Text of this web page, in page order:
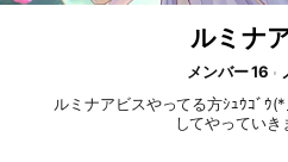
ルミナ
メンバー 16
ルミナアビスやってる方ｼｭｳｺﾞｳ
してやっていき